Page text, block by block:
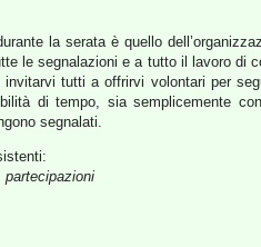
la serata è quello
le segnalazioni e a tutto il lavoro di
tutti a offrirvi volontari per
di tempo, sia semplicemente
segnalati.
partecipazioni